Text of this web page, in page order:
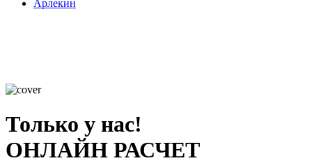
Арлекин
Только у нас!
ОНЛАЙН РАСЧЕТ